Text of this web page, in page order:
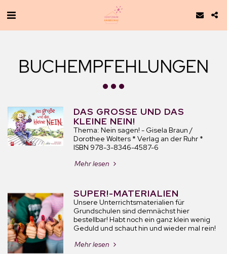
BUCHEMPFEHLUNGEN
DAS GROSSE UND DAS K
LEINE NEIN!
Thema: Nein sagen! - Gisela Braun /
Dorothee Wolters * Verlag an der Ruhr *
ISBN 978-3-8346-4587-6
Mehr lesen
SUPER!-MATERIALIEN
Unsere Unterrichtsmaterialien für
Grundschulen sind demnächst hier
bestellbar! Habt noch ein ganz klein wenig
Geduld und schaut hin und wieder mal rein!
Mehr lesen